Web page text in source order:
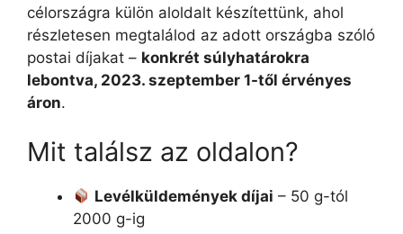
célországra külön aloldalt készítettünk, ahol
részletesen megtalálod az adott országba szóló
postai díjakat – konkrét súlyhatárokra
lebontva, 2023. szeptember 1-től érvényes
áron.
Mit találsz az oldalon?
Levélküldemények díjai – 50 g-tól
2000 g-ig